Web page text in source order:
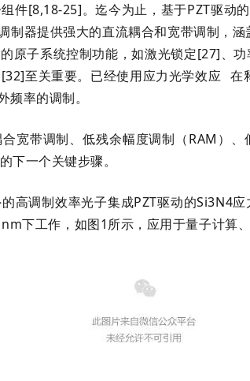
件[8,18-25]。迄今为止，基于PZT驱动
制器提供强大的直流耦合和宽带调制，
原子系统控制功能，如激光锁定[27]、
至关重要。已经使用应力光学效应 在
率的调制。
宽带调制、低残余幅度调制（RAM）
下一个关键步骤。
高调制效率光子集成PZT驱动的Si3N4
下工作，如图1所示，应用于量子计算、